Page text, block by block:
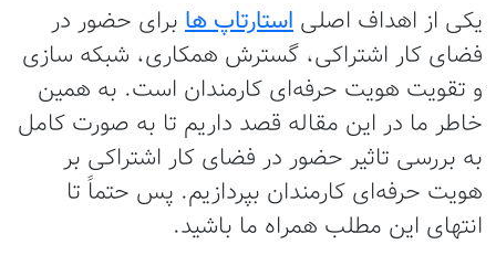
یکی از اهداف اصلیاستارتاپ هابرای حضور در
فضای کار اشتراکی، گسترش همکاری، شبکه سازی
و تقویت هویت حرفه‌ای کارمندان است. به همین
خاطر ما در این مقاله قصد داریم تا به صورت کامل
به بررسی تاثیر حضور در فضای کار اشتراکی بر
هویت حرفه‌ای کارمندان بپردازیم. پس حتماً تا
انتهای این مطلب همراه ما باشید.